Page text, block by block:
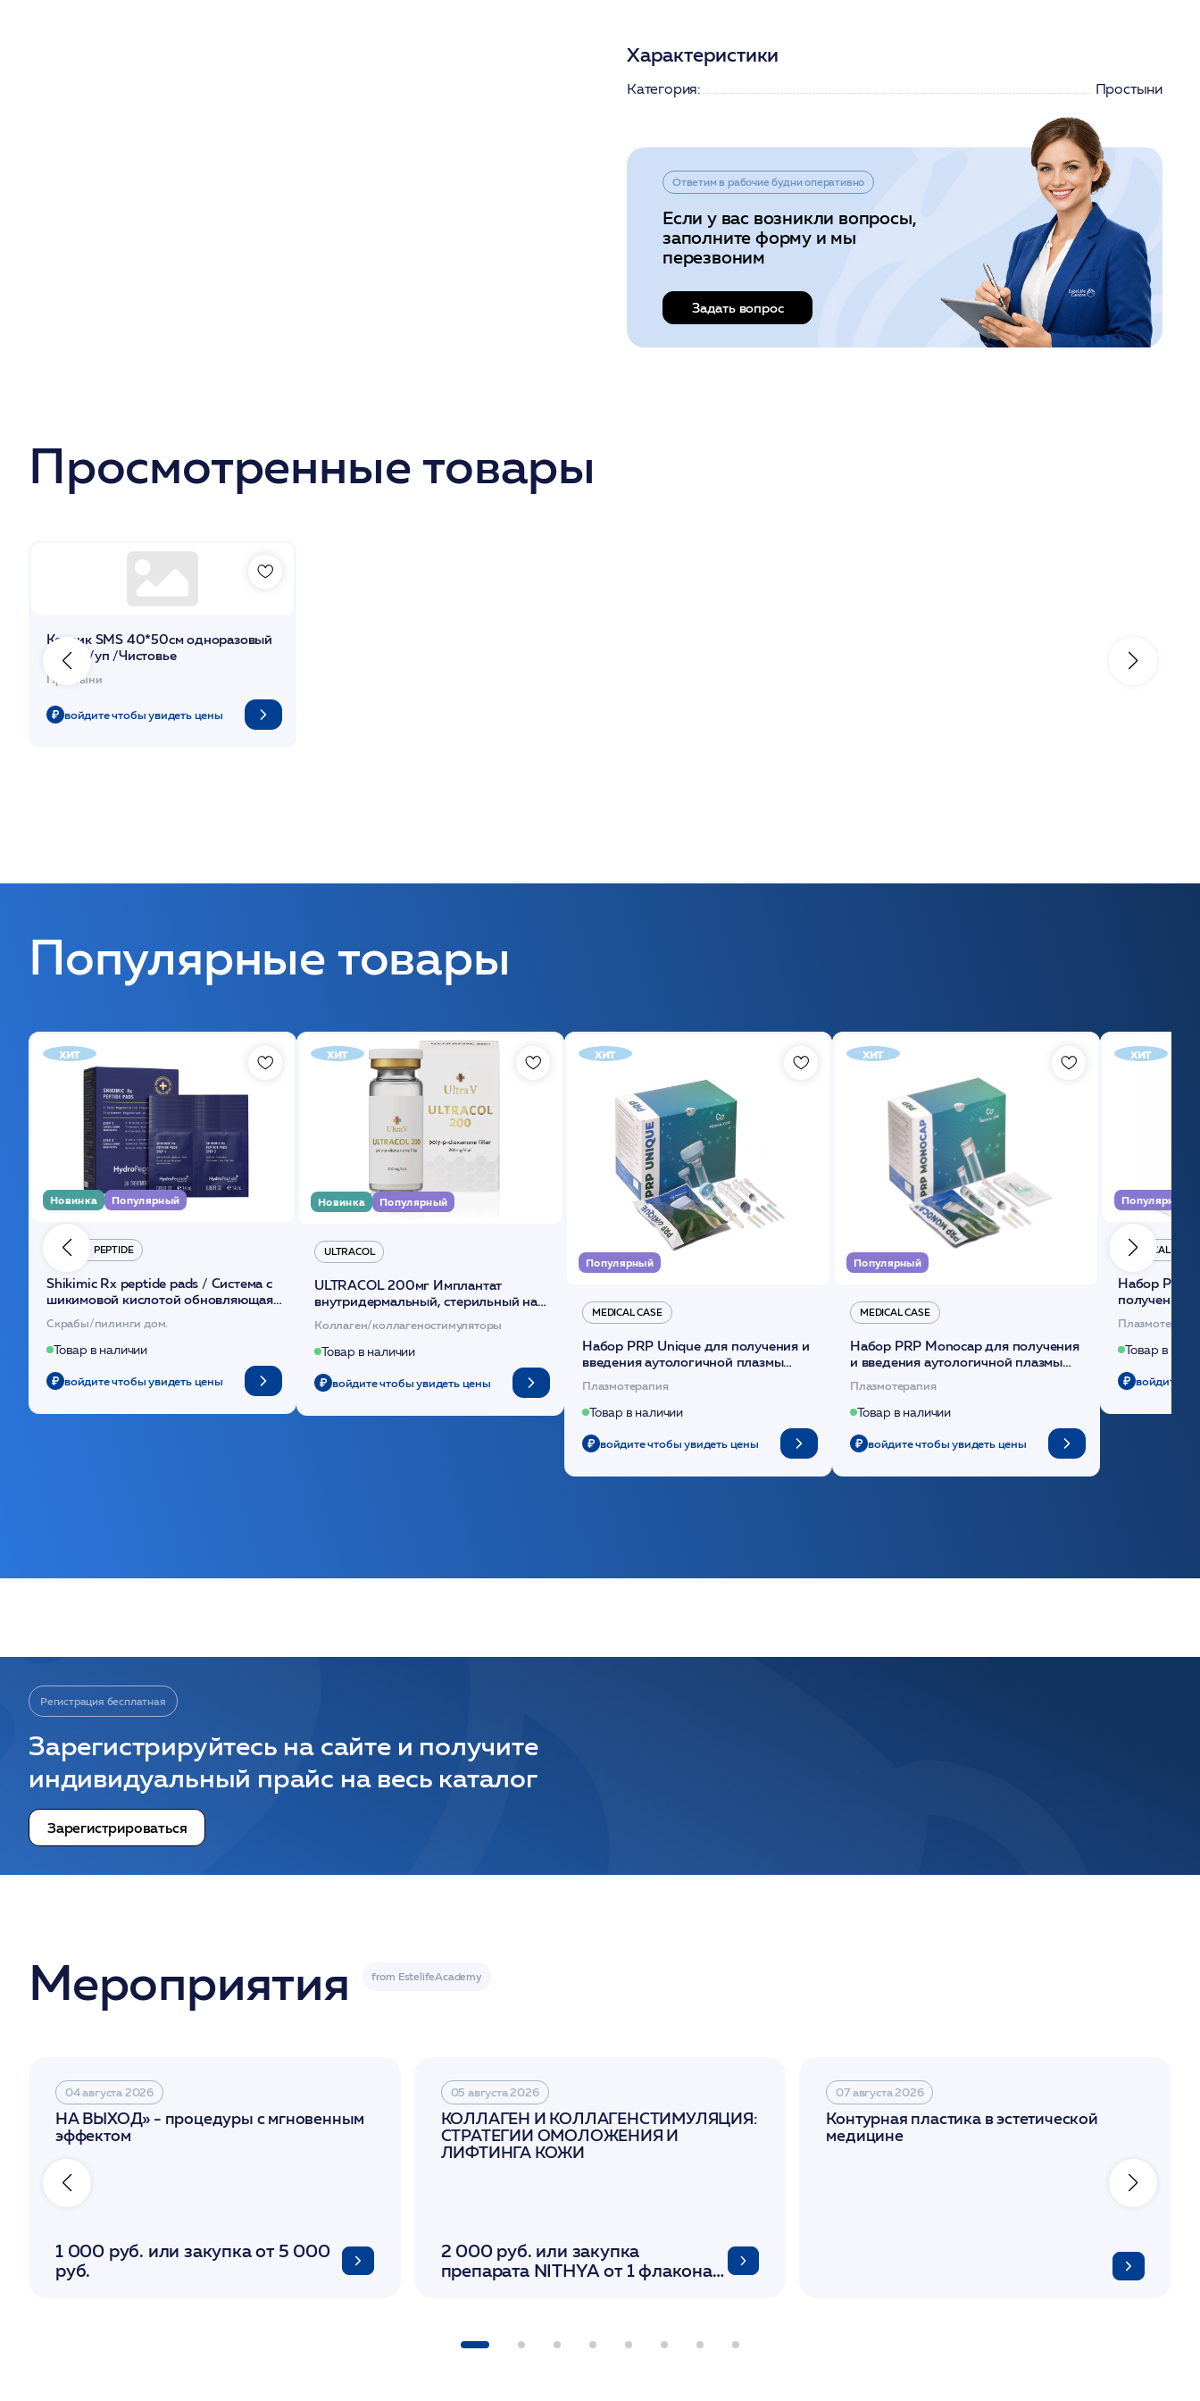
Характеристики
Категория: Простыни
Ответим в рабочие будни оперативно
Если у вас возникли вопросы,
заполните форму и мы
перезвоним
Задать вопрос
Просмотренные товары
Коврик SMS 40*50см одноразовый
100шт/уп /Чистовье
Простыни
войдите чтобы увидеть цены
Популярные товары
хит
Новинка Популярный
HYDRO PEPTIDE
Shikimic Rx peptide pads / Cистема с
шикимовой кислотой обновляющая
(30шт) /HP
Скрабы/пилинги дом.
Товар в наличии
войдите чтобы увидеть цены
хит
Новинка Популярный
ULTRACOL
ULTRACOL 200мг Имплантат
внутридермальный, стерильный на
основе полидиоксанона /ULTRACOL
Коллаген/коллагеностимуляторы
Товар в наличии
войдите чтобы увидеть цены
хит
Популярный
MEDICAL CASE
Набор PRP Unique для получения и
введения аутологичной плазмы
(саше 1шт)/Medical Case
Плазмотерапия
Товар в наличии
войдите чтобы увидеть цены
хит
Популярный
MEDICAL CASE
Набор PRP Monocap для получения
и введения аутологичной плазмы
(саше 1шт)/Medical Case
Плазмотерапия
Товар в наличии
войдите чтобы увидеть цены
хит
Популярный
MEDICAL CASE
Набор Plasmoactive Стандарт для
получения
плазмы
Товар в
войдите
Регистрация бесплатная
Зарегистрируйтесь на сайте и получите
индивидуальный прайс на весь каталог
Зарегистрироваться
Мероприятия
04 августа 2026
НА ВЫХОД» - процедуры с мгновенным
эффектом
1 000 руб. или закупка от 5 000
руб.
05 августа 2026
КОЛЛАГЕН И КОЛЛАГЕНСТИМУЛЯЦИЯ:
СТРАТЕГИИ ОМОЛОЖЕНИЯ И
ЛИФТИНГА КОЖИ
2 000 руб. или закупка
препарата NITHYA от 1 флакона/
день семинара
07 августа 2026
Контурная пластика в эстетической
медицине